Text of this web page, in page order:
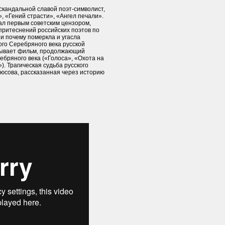
славой поэт-символист,
страсти», «Ангел печали».
первым советским цензором,
российских поэтов по
почему померкла и угасла
Серебряного века русской
фильм, продолжающий
века («Голоса», «Охота на
судьба русского
рассказанная через историю